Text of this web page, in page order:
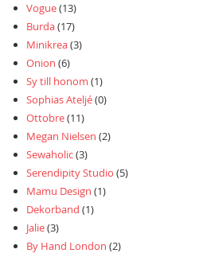
Vogue(13)
Burda(17)
Minikrea(3)
Onion (6)
Sy till honom (1)
Sophias Ateljé(0)
Ottobre(11)
Megan Nielsen (2)
Sewaholic(3)
Serendipity Studio (5)
Mamu Design (1)
Dekorband (1)
Jalie(3)
By Hand London (2)